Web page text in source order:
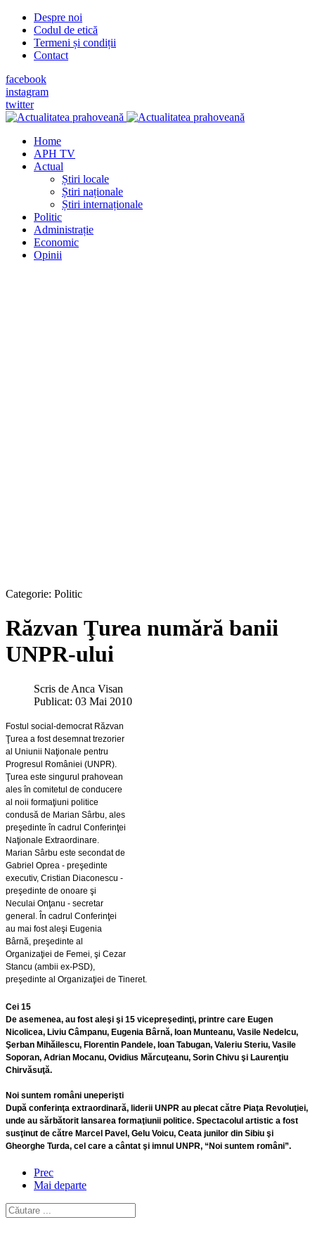
Despre noi
Codul de etică
Termeni și condiții
Contact
facebook
instagram
twitter
Home
APH TV
Actual
Știri locale
Știri naționale
Știri internaționale
Politic
Administrație
Economic
Opinii
Categorie: Politic
Răzvan Ţurea numără banii
UNPR-ului
Scris de Anca Visan
Publicat: 03 Mai 2010
Fostul social-democrat Răzvan
Ţurea a fost desemnat trezorier
al Uniunii Naţionale pentru
Progresul României (UNPR).
Ţurea este singurul prahovean
ales în comitetul de conducere
al noii formaţiuni politice
condusă de Marian Sârbu, ales
preşedinte în cadrul Conferinţei
Naţionale Extraordinare.
Marian Sârbu este secondat de
Gabriel Oprea - preşedinte
executiv, Cristian Diaconescu -
preşedinte de onoare şi
Neculai Onţanu - secretar
general. În cadrul Conferinţei
au mai fost aleşi Eugenia
Bârnă, preşedinte al
Organizaţiei de Femei, şi Cezar
Stancu (ambii ex-PSD),
preşedinte al Organizaţiei de Tineret.
Cei 15
De asemenea, au fost aleşi şi 15 vicepreşedinţi, printre care Eugen
Nicolicea, Liviu Câmpanu, Eugenia Bârnă, Ioan Munteanu, Vasile Nedelcu,
Şerban Mihăilescu, Florentin Pandele, Ioan Tabugan, Valeriu Steriu, Vasile
Soporan, Adrian Mocanu, Ovidius Mărcuţeanu, Sorin Chivu şi Laurenţiu
Chirvăsuţă.
Noi suntem români uneperişti
După conferinţa extraordinară, liderii UNPR au plecat către Piaţa Revoluţiei,
unde au sărbătorit lansarea formaţiunii politice. Spectacolul artistic a fost
susţinut de către Marcel Pavel, Gelu Voicu, Ceata junilor din Sibiu şi
Gheorghe Turda, cel care a cântat şi imnul UNPR, “Noi suntem români”.
Prec
Mai departe